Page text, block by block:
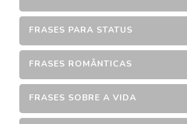
FRASES PARA STATUS
FRASES ROMÂNTICAS
FRASES SOBRE A VIDA